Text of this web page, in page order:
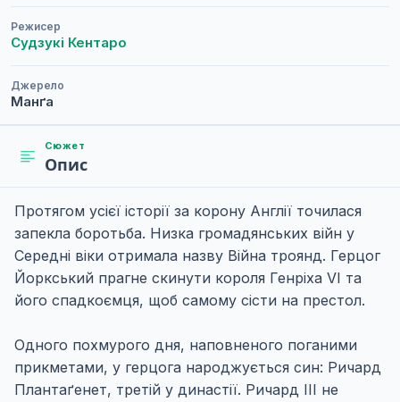
Режисер
Судзукі Кентаро
Джерело
Манґа
Сюжет
Опис
Протягом усієї історії за корону Англії точилася
запекла боротьба. Низка громадянських війн у
Середні віки отримала назву Війна троянд. Герцог
Йоркський прагне скинути короля Генріха VI та
його спадкоємця, щоб самому сісти на престол.
Одного похмурого дня, наповненого поганими
прикметами, у герцога народжується син: Ричард
Плантаґенет, третій у династії. Ричард III не